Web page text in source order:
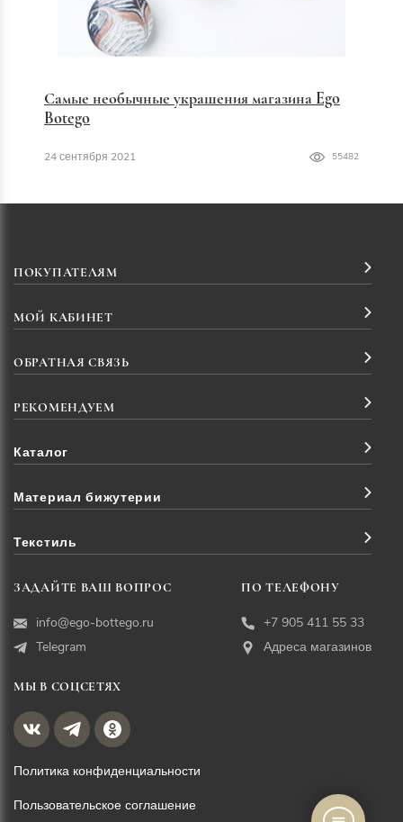
Самые необычные украшения магазина Ego
Botego
24 сентября 2021 55482
ПОКУПАТЕЛЯМ
МОЙ КАБИНЕТ
ОБРАТНАЯ СВЯЗЬ
РЕКОМЕНДУЕМ
Каталог
Материал бижутерии
Текстиль
ЗАДАЙТЕ ВАШ ВОПРОС
info@ego-bottego.ru
Telegram
ПО ТЕЛЕФОНУ
+7 905 411 55 33
Адреса магазинов
МЫ В СОЦСЕТЯХ
Политика конфиденциальности
Пользовательское соглашение